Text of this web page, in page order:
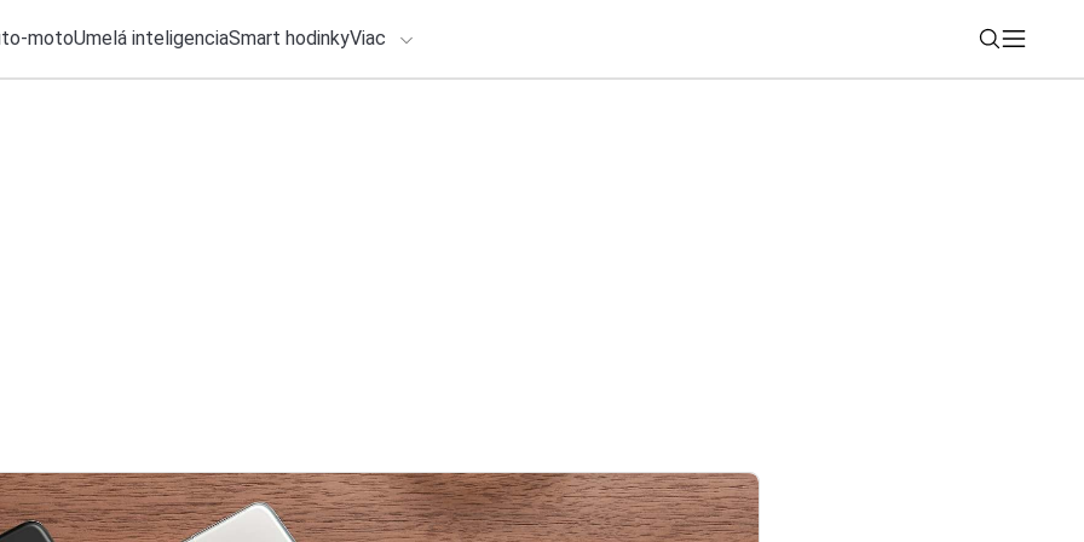
motoUmelá inteligenciaSmart hodinkyViac